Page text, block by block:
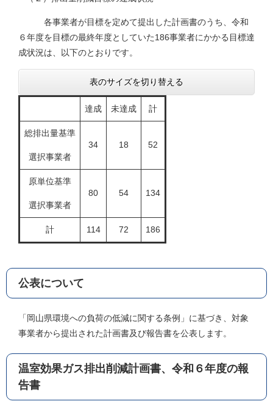
各事業者が目標を定めて提出した計画書のうち、令和
６年度を目標の最終年度としていた186事業者にかかる目標達
成状況は、以下のとおりです。
表のサイズを切り替える
達成 未達成 計
総排出量基準
選択事業者
34 18 52
原単位基準
選択事業者
80 54 134
計 114 72 186
公表について
「岡山県環境への負荷の低減に関する条例」に基づき、対象
事業者から提出された計画書及び報告書を公表します。
温室効果ガス排出削減計画書、令和６年度の報
告書